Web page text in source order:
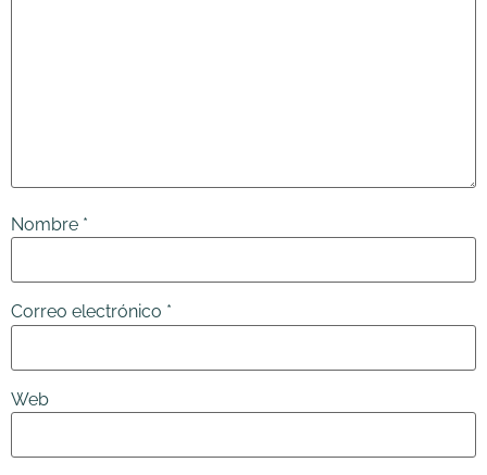
Nombre *
Correo electrónico *
Web